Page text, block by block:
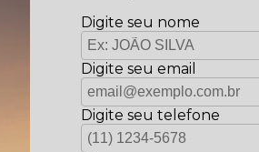
Digite seu nome
Digite seu email
Digite seu telefone